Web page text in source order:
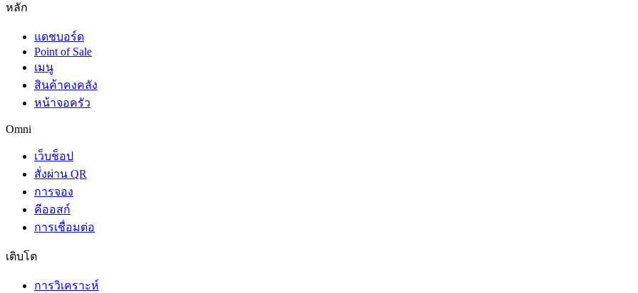
หลัก
แดชบอร์ด
Point of Sale
เมนู
สินค้าคงคลัง
หน้าจอครัว
Omni
เว็บช็อป
สั่งผ่าน QR
การจอง
คีออสก์
การเชื่อมต่อ
เติบโต
การวิเคราะห์